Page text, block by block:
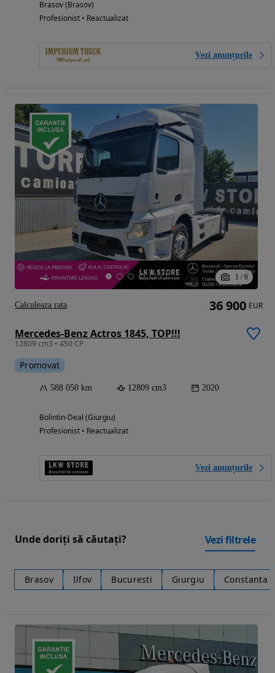
Brasov (Brasov)
Profesionist • Reactualizat
Vezi anunțurile
1 / 6
Mercedes-Benz Actros 1845, TOP!!!
12809 cm3 • 450 CP
Promovat
588 050 km 12809 cm3 2020
Bolintin-Deal (Giurgiu)
Profesionist • Reactualizat
Vezi anunțurile
36 900 EUR
Calculeaza rata
Unde doriți să căutați? Vezi filtrele
Brasov Ilfov Bucuresti Giurgiu Constanta